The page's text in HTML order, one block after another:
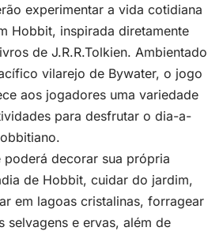
experimentar a vida cotidiana
Hobbit, inspirada diretamente
de J.R.R.Tolkien. Ambientado
vilarejo de Bywater, o jogo
aos jogadores uma variedade
para desfrutar o dia-a-
poderá decorar sua própria
de Hobbit, cuidar do jardim,
em lagoas cristalinas, forragear
selvagens e ervas, além de